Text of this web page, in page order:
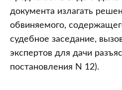
документа излагать
обвиняемого,
судебное заседание,
экспертов для дачи
постановления N 12).